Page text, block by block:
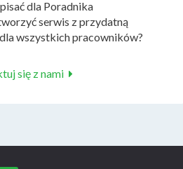
dla Poradnika
serwis z przydatną
wszystkich pracowników?
się z nami